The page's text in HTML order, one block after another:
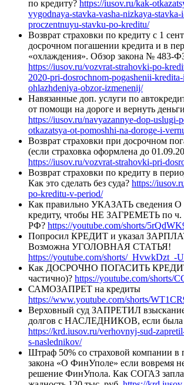
по кредиту? https://iusov.ru/kak-
vygodnaya-stavka-vasha-nizkaya-
proczentnuyu-stavku-po-kreditu/
Возврат страховки по кредиту с 1
досрочном погашении кредита и в
«охлаждения». Обзор закона № 483-
https://iusov.ru/vozvrat-strahovki-po-
2020-pri-dosrochnom-pogashenii-
ohlazhdeniya-obzor-izmenenij/
Навязанные доп. услуги по
от помощи на дороге и вернуть
https://iusov.ru/navyazannye-dop-uslugi-
otkazatsya-ot-pomoshhi-na-doroge-i-
Возврат страховки при досрочном
(если страховка оформлена до
https://iusov.ru/vozvrat-strahovki-pri-
Возврат страховки по кредиту в
Как это сделать без суда? https://
po-kreditu-v-period/
Как правильно УКАЗАТЬ сведения
кредиту, чтобы НЕ ЗАГРЕМЕТЬ по ч.
РФ? https://youtube.com/shorts/
Попросил КРЕДИТ и указал
Возможна УГОЛОВНАЯ СТАТЬЯ!
https://youtube.com/shorts/_HvwkDzt_-U
Как ДОСРОЧНО ПОГАСИТЬ КРЕДИТ
частично)? https://youtube.com/shorts/
САМОЗАПРЕТ на кредиты
https://www.youtube.com/shorts/
Верховный суд ЗАПРЕТИЛ
долгов с НАСЛЕДНИКОВ, если была
https://krd.iusov.ru/verhovnyj-sud-
s-naslednikov/
Штраф 50% со страховой компании в
закона «О ФинУполе» если вовремя
решение ФинУпола. Как СОГАЗ